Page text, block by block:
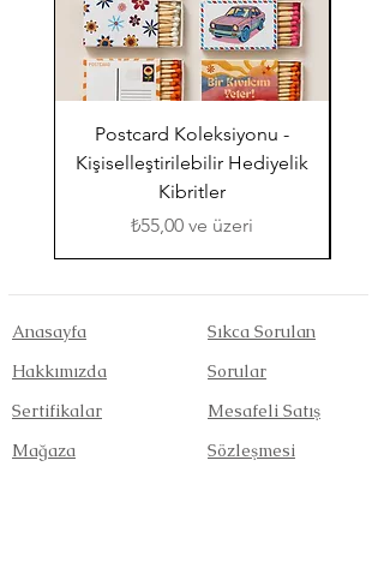
Postcard Koleksiyonu -
Kişiselleştirilebilir Hediyelik
Kibritler
₺55,00 ve üzeri
İndirimli Fiyat
Anasayfa
Hakkımızda
Sertifikalar
Mağaza
Sıkca Sorulan
Sorular
Mesafeli Satış
Sözleşmesi